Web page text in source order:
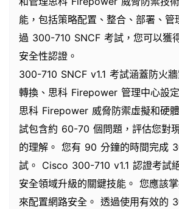
能，包括策略配置、整合、部署、管
過 300-710 SNCF 考試，您可以獲
安全性認證。
300-710 SNCF v1.1 考試涵蓋防火
轉換、思科 Firepower 管理中心設
思科 Firepower 威脅防禦虛擬和硬
試包含約 60-70 個問題，評估您對
的理解。 您有 90 分鐘的時間完成
試。 Cisco 300-710 v1.1 認證考試
安全領域升級的關鍵技能。 您應該
來配置網路安全。 透過使用有效的